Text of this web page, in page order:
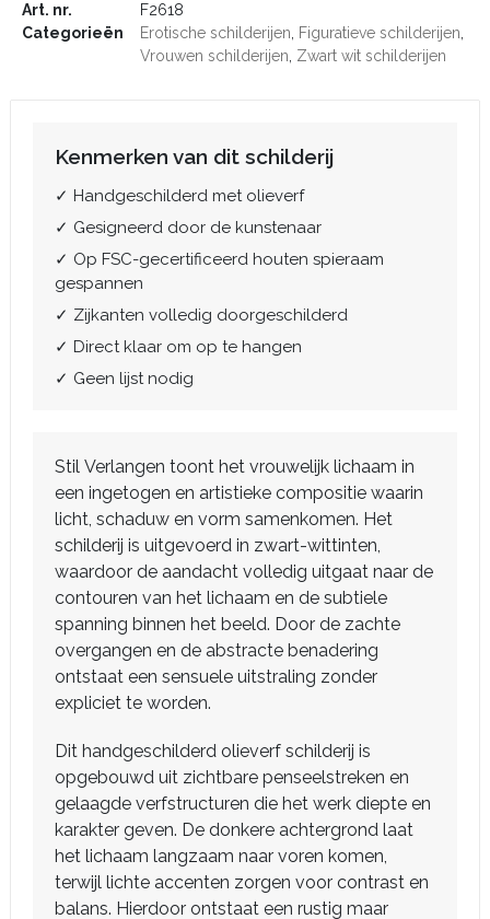
Art. nr.
F2618
Categorieën
Erotische schilderijen, Figuratieve schilderijen,
Vrouwen schilderijen, Zwart wit schilderijen
Kenmerken van dit schilderij
✓ Handgeschilderd met olieverf
✓ Gesigneerd door de kunstenaar
✓ Op FSC-gecertificeerd houten spieraam
gespannen
✓ Zijkanten volledig doorgeschilderd
✓ Direct klaar om op te hangen
✓ Geen lijst nodig
Stil Verlangen toont het vrouwelijk lichaam in
een ingetogen en artistieke compositie waarin
licht, schaduw en vorm samenkomen. Het
schilderij is uitgevoerd in zwart-wittinten,
waardoor de aandacht volledig uitgaat naar de
contouren van het lichaam en de subtiele
spanning binnen het beeld. Door de zachte
overgangen en de abstracte benadering
ontstaat een sensuele uitstraling zonder
expliciet te worden.
Dit handgeschilderd olieverf schilderij is
opgebouwd uit zichtbare penseelstreken en
gelaagde verfstructuren die het werk diepte en
karakter geven. De donkere achtergrond laat
het lichaam langzaam naar voren komen,
terwijl lichte accenten zorgen voor contrast en
balans. Hierdoor ontstaat een rustig maar